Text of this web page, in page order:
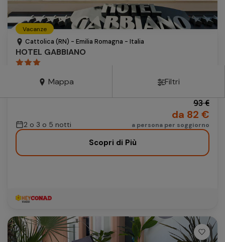
Autonoleggio
Autonoleggio
ParcheggioMappa Filtri
Vacanze
Cattolica (RN) - Emilia Romagna - Italia
HOTEL GABBIANO
2 o 3 o 5 notti
93 €
da 82 €
a persona per soggiorno
Scopri di Più